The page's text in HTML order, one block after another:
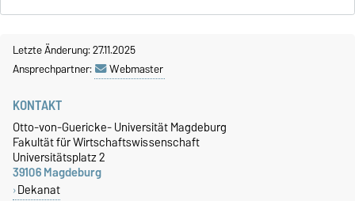
Letzte Änderung: 27.11.2025
Ansprechpartner:
Webmaster
KONTAKT
Otto-von-Guericke- Universität Magdeburg
Fakultät für Wirtschaftswissenschaft
Universitätsplatz 2
39106 Magdeburg
Dekanat